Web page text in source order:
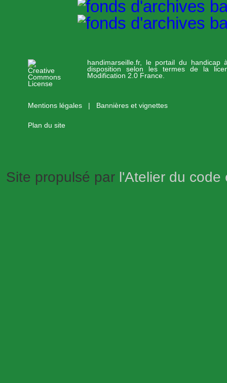
handimarseille.fr, le portail du handicap
disposition selon les termes de la
Modification 2.0 France.
Mentions légales Bannières et vignettes
Plan du site
Site propulsé par l'Atelier du